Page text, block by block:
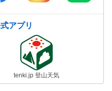
アプリ
tenki.jp 登山天気